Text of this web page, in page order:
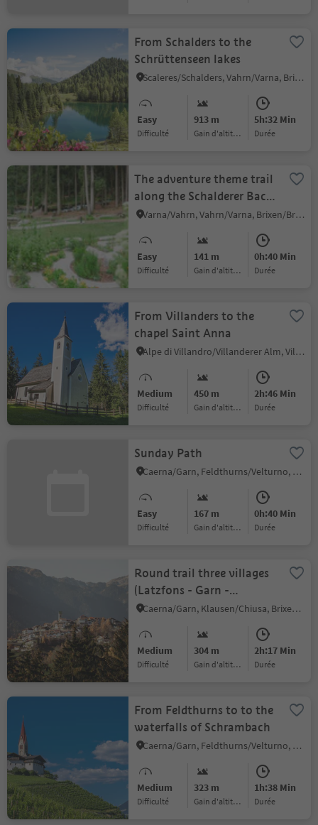
From Schalders to the
Schrüttenseen lakes
Scaleres/Schalders, Vahrn/Varna, Brixen/Bressanone and environs
Easy
Difficulté
913 m
Gain d'altitude
5h:32 Min
durée
The adventure theme trail
along the Schalderer Bach
Torrent
Varna/Vahrn, Vahrn/Varna, Brixen/Bressanone and environs
Easy
Difficulté
141 m
Gain d'altitude
0h:40 Min
durée
From Villanders to the
chapel Saint Anna
Alpe di Villandro/Villanderer Alm, Villanders/Villandro, Brixen/Bressanone and environs
Medium
Difficulté
450 m
Gain d'altitude
2h:46 Min
durée
Sunday Path
Caerna/Garn, Feldthurns/Velturno, Brixen/Bressanone and environs
Easy
Difficulté
167 m
Gain d'altitude
0h:40 Min
durée
Round trail three villages
(Latzfons - Garn -
Verdings)
Caerna/Garn, Klausen/Chiusa, Brixen/Bressanone and environs
Medium
Difficulté
304 m
Gain d'altitude
2h:17 Min
durée
From Feldthurns to to the
waterfalls of Schrambach
Caerna/Garn, Feldthurns/Velturno, Brixen/Bressanone and environs
Medium
Difficulté
323 m
Gain d'altitude
1h:38 Min
durée